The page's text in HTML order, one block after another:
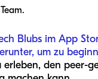
Blubs im App
um zu
erleben, den peer-